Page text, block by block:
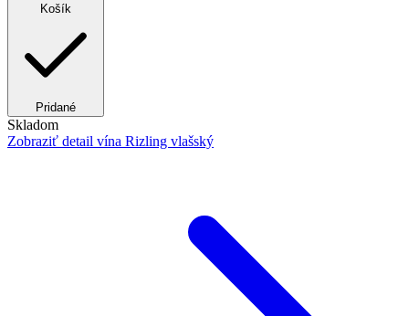
Košík
Pridané
Skladom
Zobraziť detail vína Rizling vlašský